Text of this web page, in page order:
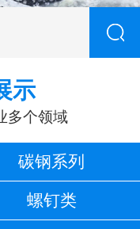
示
多个领域
碳钢系列
螺钉类